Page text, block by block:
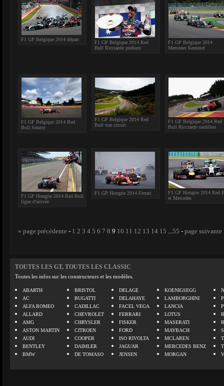
F1 GP Belgique 2014 départ
F1 GP Belgique 2014 Red
Bull Ricciardo podium
F1 GP Belgique 2014
Mercedes Kemmel
F1 GP Belgique 2014 Red
Bull Source
F1 GP Belgique 2014 Red
Bull vue circuit
F1 GP Belgique 2014 Red
Bull Ricciardo raidillon
F1 GP Hongrie 2014 Red Bull
ligne d'arrivée
F1 GP Hongrie 2014 Ferrari
F1 GP Hongrie 2014 Red
et Mercedes
« page précédente - 1 2 3 4 5 6 7 8 9 10 11 12 13 14 15 ...55 - page suivante
TOUTES LES GT, TOUTES LES CLASSIC
Toutes les infos sur les constructeurs et les modèles.
ABARTH
AC
ALFA ROMEO
ALLARD
AMG
ASTON MARTIN
AUDI
BENTLEY
BMW
BRISTOL
BUGATTI
CADILLAC
CHEVROLET
CHRYSLER
CITROEN
COOPER
DAIMLER
DE TOMASO
DELAGE
DELAHAYE
FACEL VEGA
FERRARI
FISKER
FORD
ISO RIVOLTA
JAGUAR
JENSEN
KOENIGSEGG
LAMBORGHINI
LANCIA
LOTUS
MASERATI
MAYBACH
MCLAREN
MERCEDES BENZ
MORGAN